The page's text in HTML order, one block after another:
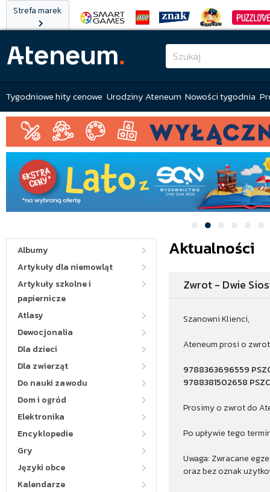
Strefa marek
Tygodniowe hity cenowe Urodziny Ateneum Nowości tygodnia
Albumy
Artykuły dla niemowląt
Artykuły szkolne i
papiernicze
Atlasy
Dewocjonalia
Dla dzieci
Dla zwierząt
Do nauki zawodu
Dom i ogród
Elektronika
Encyklopedie
Gry
Języki obce
Kalendarze
Aktualności
Zwrot - Dwie
Szanowni Klienci,
Ateneum prosi o
9788363696559
9788381502658
Prosimy o zwrot do
Po upływie tego
Uwaga: Zwracane
oraz bez oznak